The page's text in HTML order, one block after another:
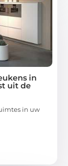
in
uit de
in uw